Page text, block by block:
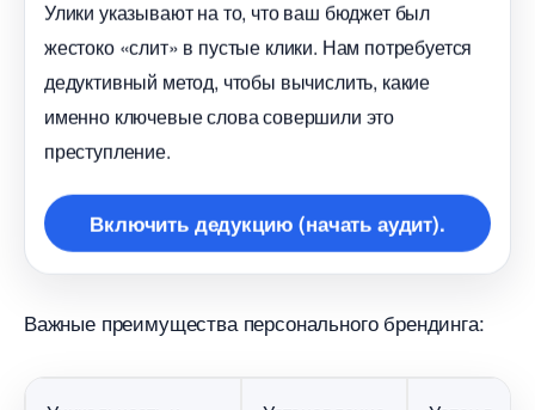
Улики указывают на то, что ваш бюджет был
жестоко «слит» в пустые клики. Нам потребуется
дедуктивный метод, чтобы вычислить, какие
именно ключевые слова совершили это
преступление.
ключить дедукцию (начать аудит).
ажные преимущества персонального брендинга: